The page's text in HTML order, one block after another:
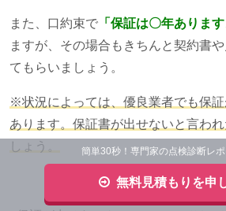
また、口約束で 「保証は〇年あります
ますが、その場合もきちんと契約書
てもらいましょう。
※状況によっては、優良業者でも保
あります。保証書が出せないと言わ
しょう。
簡単30秒！専門家の点検診断レポ
無料見積もりを申